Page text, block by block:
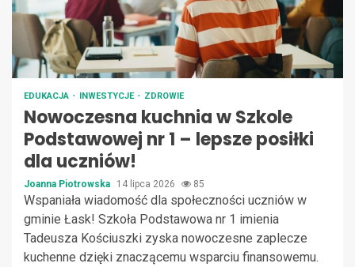
EDUKACJA INWESTYCJE ZDROWIE
Nowoczesna kuchnia w Szkole
Podstawowej nr 1 – lepsze posiłki
dla uczniów!
Joanna Piotrowska 14 lipca 2026 85
Wspaniała wiadomość dla społeczności uczniów w
gminie Łask! Szkoła Podstawowa nr 1 imienia
Tadeusza Kościuszki zyska nowoczesne zaplecze
kuchenne dzięki znaczącemu wsparciu finansowemu.